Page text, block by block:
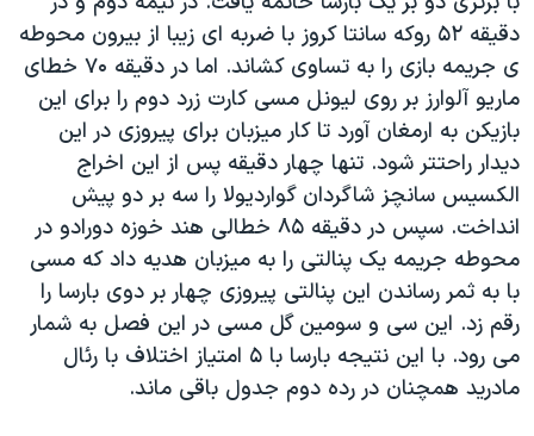
دقیقه ۵۲ روکه سانتا کروز با ضربه ای زیبا از بیرون محوطه
ی جریمه بازی را به تساوی کشاند. اما در دقیقه ۷۰ خطای
ماریو آلوارز بر روی لیونل مسی کارت زرد دوم را برای این
بازیکن به ارمغان آورد تا کار میزبان برای پیروزی در این
دیدار راحتتر شود. تنها چهار دقیقه پس از این اخراج
الکسیس سانچز شاگردان گواردیولا را سه بر دو پیش
انداخت. سپس در دقیقه ۸۵ خطالی هند خوزه دورادو در
محوطه جریمه یک پنالتی را به میزبان هدیه داد که مسی
با به ثمر رساندن این پنالتی پیروزی چهار بر دوی بارسا را
رقم زد. این سی و سومین گل مسی در این فصل به شمار
می رود. با این نتیجه بارسا با ۵ امتیاز اختلاف با رئال
مادرید همچنان در رده دوم جدول باقی ماند.